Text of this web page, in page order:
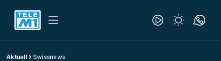
Aktuell Swissnews